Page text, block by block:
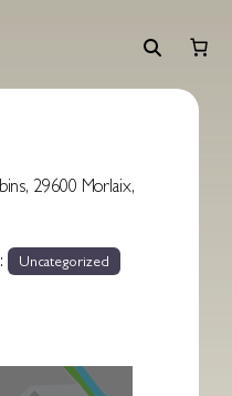
, 29600 Morlaix,
Uncategorized